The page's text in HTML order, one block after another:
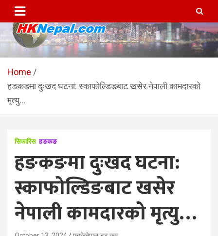
content
HKNepal.com – हङकङबाट
सञ्चालित पहिलो नेपाली अनलाईन
पत्रिका
hknepal, hknepal.com, hk nepal, hk nepal com
Home
हङकङमा दुःखद घटना: स्काफोल्डिङबाट खसेर नेपाली कामदारको
मृत्यु…
सिफारिस हङकङ
हङकङमा दुःखद घटना:
स्काफोल्डिङबाट खसेर
नेपाली कामदारको मृत्यु…